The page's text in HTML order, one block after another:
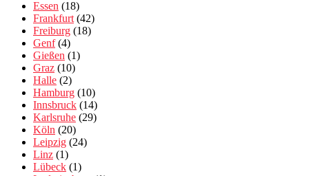
Essen (18)
Frankfurt (42)
Freiburg (18)
Genf(4)
Gießen (1)
Graz (10)
Halle (2)
Hamburg (10)
Innsbruck (14)
Karlsruhe (29)
Köln (20)
Leipzig (24)
Linz (1)
Lübeck (1)